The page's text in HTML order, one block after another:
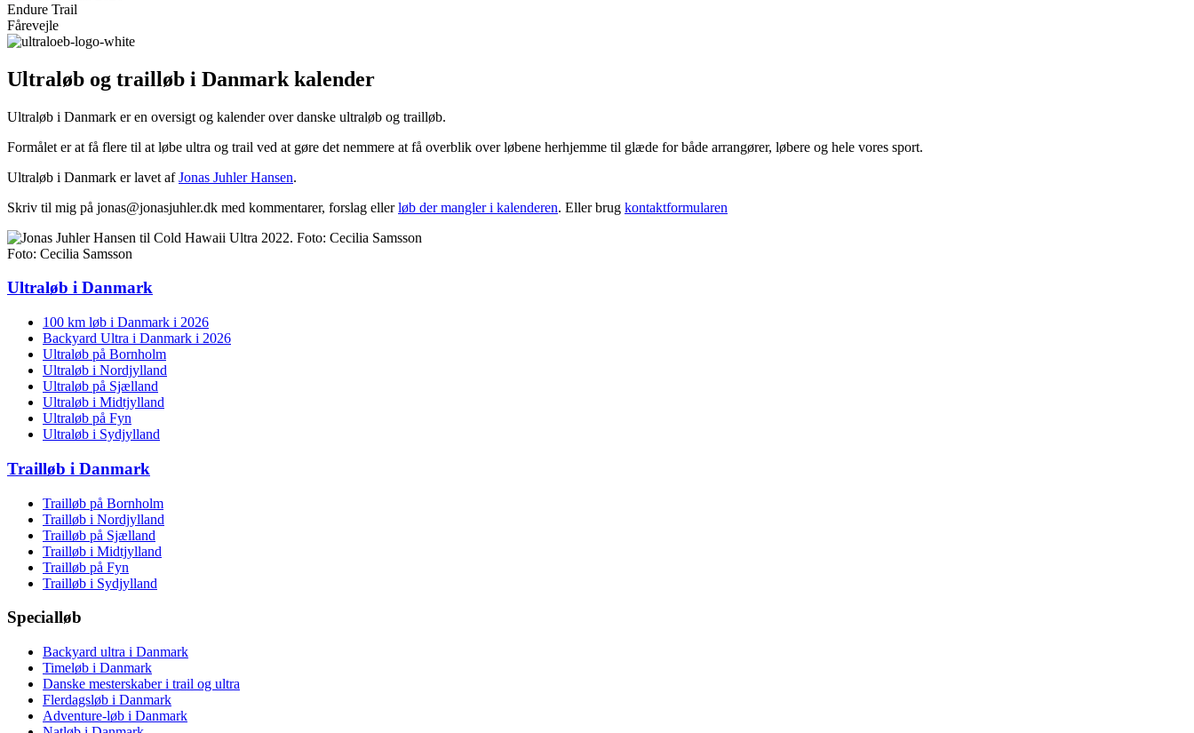
Endure Trail
Fårevejle
Ultraløb og trailløb i Danmark kalender
Ultraløb i Danmark er en oversigt og kalender over danske ultraløb og trailløb.
Formålet er at få flere til at løbe ultra og trail ved at gøre det nemmere at få overblik over løbene herhjemme til glæde for både arrangører, løbere og hele vores sport.
Ultraløb i Danmark er lavet afJonas Juhler Hansen.
Skriv til mig på jonas@jonasjuhler.dk med kommentarer, forslag ellerløb der mangler i kalenderen. Eller brug kontaktformularen
Foto: Cecilia Samsson
Ultraløb i Danmark
100 km løb i Danmark i 2026
Backyard Ultra i Danmark i 2026
Ultraløb på Bornholm
Ultraløb i Nordjylland
Ultraløb på Sjælland
Ultraløb i Midtjylland
Ultraløb på Fyn
Ultraløb i Sydjylland
Trailløb i Danmark
Trailløb på Bornholm
Trailløb i Nordjylland
Trailløb på Sjælland
Trailløb i Midtjylland
Trailløb på Fyn
Trailløb i Sydjylland
Specialløb
Backyard ultra i Danmark
Timeløb i Danmark
Danske mesterskaber i trail og ultra
Flerdagsløb i Danmark
Adventure-løb i Danmark